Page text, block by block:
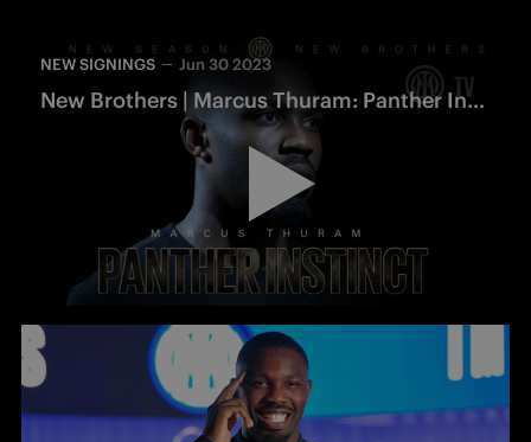
NEW SIGNINGS Jun 30 2023
New Brothers | Marcus Thuram: Panther Instinct